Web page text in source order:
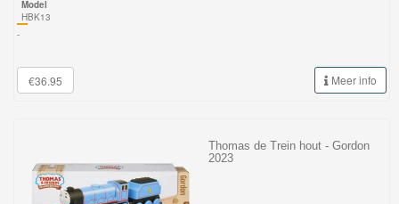
Model
HBK13
-
€36.95 Meer info
Thomas de Trein hout - Gordon
2023